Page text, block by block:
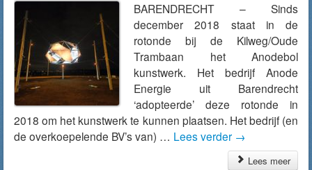
BARENDRECHT – Sinds
december 2018 staat in de
rotonde bij de Kilweg/Oude
Trambaan het Anodebol
kunstwerk. Het bedrijf Anode
Energie uit Barendrecht
‘adopteerde’ deze rotonde in
2018 om het kunstwerk te kunnen plaatsen. Het bedrijf (en
de overkoepelende BV’s van) … Lees verder →
Lees meer